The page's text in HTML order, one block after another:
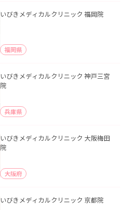
いびきメディカルクリニック 福岡院
福岡県
いびきメディカルクリニック 神戸三宮
院
兵庫県
いびきメディカルクリニック 大阪梅田
院
大阪府
いびきメディカルクリニック 京都院